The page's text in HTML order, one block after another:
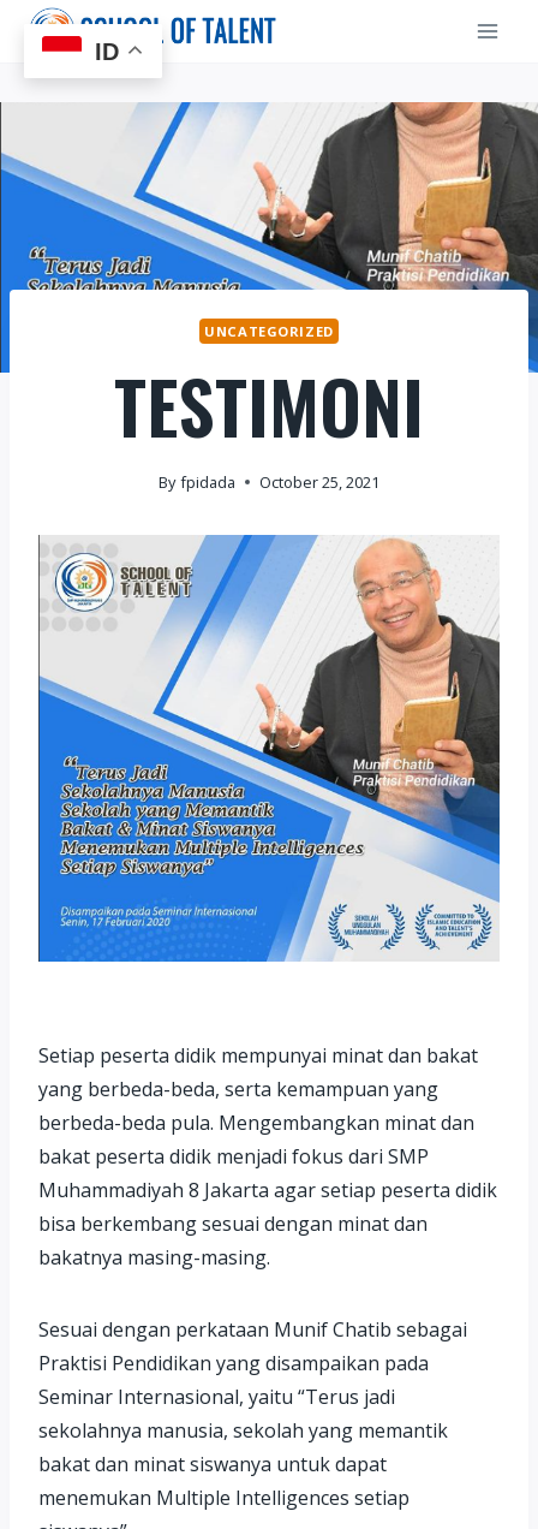
Skip
content
UNCATEGORIZED
TESTIMONI
Byfpidada October 25, 2021
Setiap peserta didik mempunyai minat dan bakat
yang berbeda-beda, serta kemampuan yang
berbeda-beda pula. Mengembangkan minat dan
bakat peserta didik menjadi fokus dari SMP
Muhammadiyah 8 Jakarta agar setiap peserta didik
bisa berkembang sesuai dengan minat dan
bakatnya masing-masing.
Sesuai dengan perkataan Munif Chatib sebagai
Praktisi Pendidikan yang disampaikan pada
Seminar Internasional, yaitu “Terus jadi
sekolahnya manusia, sekolah yang memantik
bakat dan minat siswanya untuk dapat
menemukan Multiple Intelligences setiap
ID